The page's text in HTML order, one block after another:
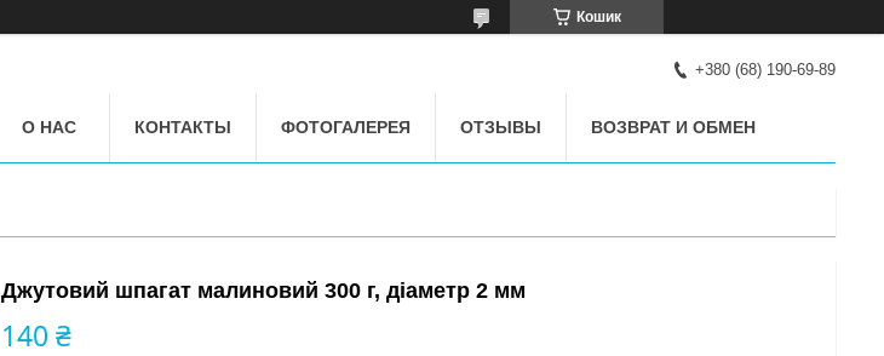
Кошик
+380 (68) 190-69-89
О НАС КОНТАКТЫ ФОТОГАЛЕРЕЯ ОТЗЫВЫ ВОЗВРАТ И ОБМЕН
Джутовий шпагат малиновий 300 г, діаметр 2 мм
140 ₴